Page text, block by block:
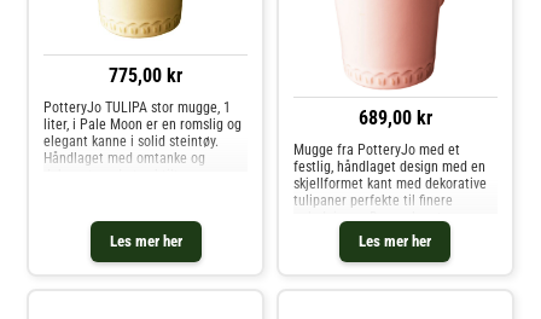
775,00 kr
Les mer her
PotteryJo TULIPA stor mugge, 1
liter, i Pale Moon er en romslig og
elegant kanne i solid steintøy.
Håndlaget med omtanke og
borddekkingen.Perfekt til vann,
juice eller som
689,00 kr
Les mer her
Mugge fra PotteryJo med et
festlig, håndlaget design med en
skjellformet kant med dekorative
tulipaner perfekte til finere
slitesterkt stentøy med vakker
glasering for et eksklusivt
inntrykk. Hver artikkel er unik på